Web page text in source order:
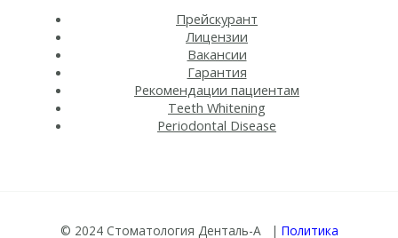
Прейскурант
Лицензии
Вакансии
Гарантия
Рекомендации пациентам
Teeth Whitening​
Periodontal Disease​
© 2024 Стоматология Денталь-А | Политика